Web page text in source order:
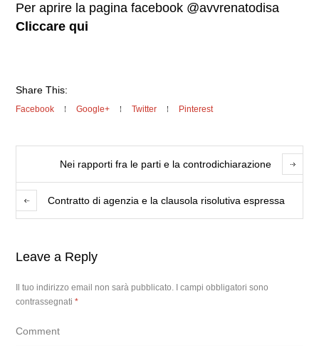
Per aprire la pagina facebook @avvrenatodisa
Cliccare qui
Share This:
Facebook Google+ Twitter Pinterest
Nei rapporti fra le parti e la controdichiarazione
Contratto di agenzia e la clausola risolutiva espressa
Leave a Reply
Il tuo indirizzo email non sarà pubblicato.
I campi obbligatori sono
contrassegnati*
Comment